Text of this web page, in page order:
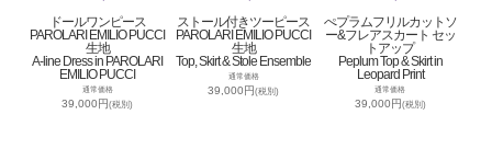
ドールワンピース
PAROLARI EMILIO PUCCI
生地
A-line Dress in PAROLARI
EMILIO PUCCI
通常価格
39,000円(税別)
ストール付きツーピース
PAROLARI EMILIO PUCCI
生地
Top, Skirt & Stole Ensemble
通常価格
39,000円(税別)
ぺプラムフリルカットソ
ー&フレアスカート セッ
トアップ
Peplum Top & Skirt in
Leopard Print
通常価格
39,000円(税別)